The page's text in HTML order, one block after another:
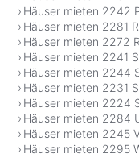
Häuser mieten 2242
Häuser mieten 2281
Häuser mieten 2272
Häuser mieten 2241
Häuser mieten 2244
Häuser mieten 2231
Häuser mieten 2224
Häuser mieten 2284
Häuser mieten 2245
Häuser mieten 2295